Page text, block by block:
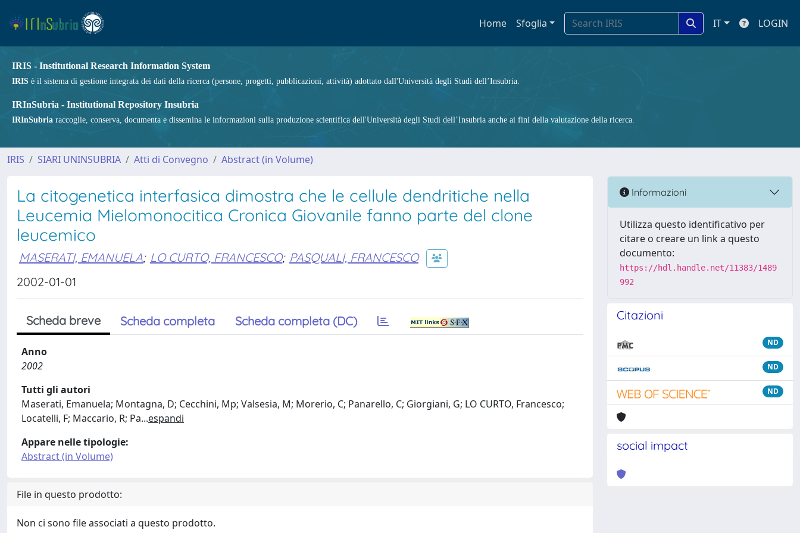
Home Sfoglia IT LOGIN
IRIS - Institutional Research Information System
IRIS è il sistema di gestione integrata dei dati della ricerca (persone, progetti, pubblicazioni, attività) adottato dall'Università degli Studi dell’Insubria.
IRInSubria - Institutional Repository Insubria
IRInSubria raccoglie, conserva, documenta e dissemina le informazioni sulla produzione scientifica dell'Università degli Studi dell’Insubria anche ai fini della valutazione della ricerca.
IRIS SIARI UNINSUBRIA Atti di Convegno Abstract (in Volume)
La citogenetica interfasica dimostra che le cellule dendritiche nella
Leucemia Mielomonocitica Cronica Giovanile fanno parte del clone
leucemico
MASERATI, EMANUELA; LO CURTO, FRANCESCO; PASQUALI, FRANCESCO
2002-01-01
Scheda breve Scheda completa Scheda completa (DC)
Anno
2002
Tutti gli autori
Maserati, Emanuela; Montagna, D; Cecchini, Mp; Valsesia, M; Morerio, C; Panarello, C; Giorgiani, G; LO CURTO, Francesco;
Locatelli, F; Maccario, R; Pa...espandi
Appare nelle tipologie:
Abstract (in Volume)
File in questo prodotto:
Non ci sono file associati a questo prodotto.
Informazioni
Utilizza questo identificativo per
citare o creare un link a questo
documento:
https://hdl.handle.net/11383/1489
992
Citazioni
ND
ND
ND
social impact